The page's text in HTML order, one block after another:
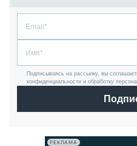
Подписываясь на рассылку, вы
конфиденциальности и обработку
РЕКЛАМА